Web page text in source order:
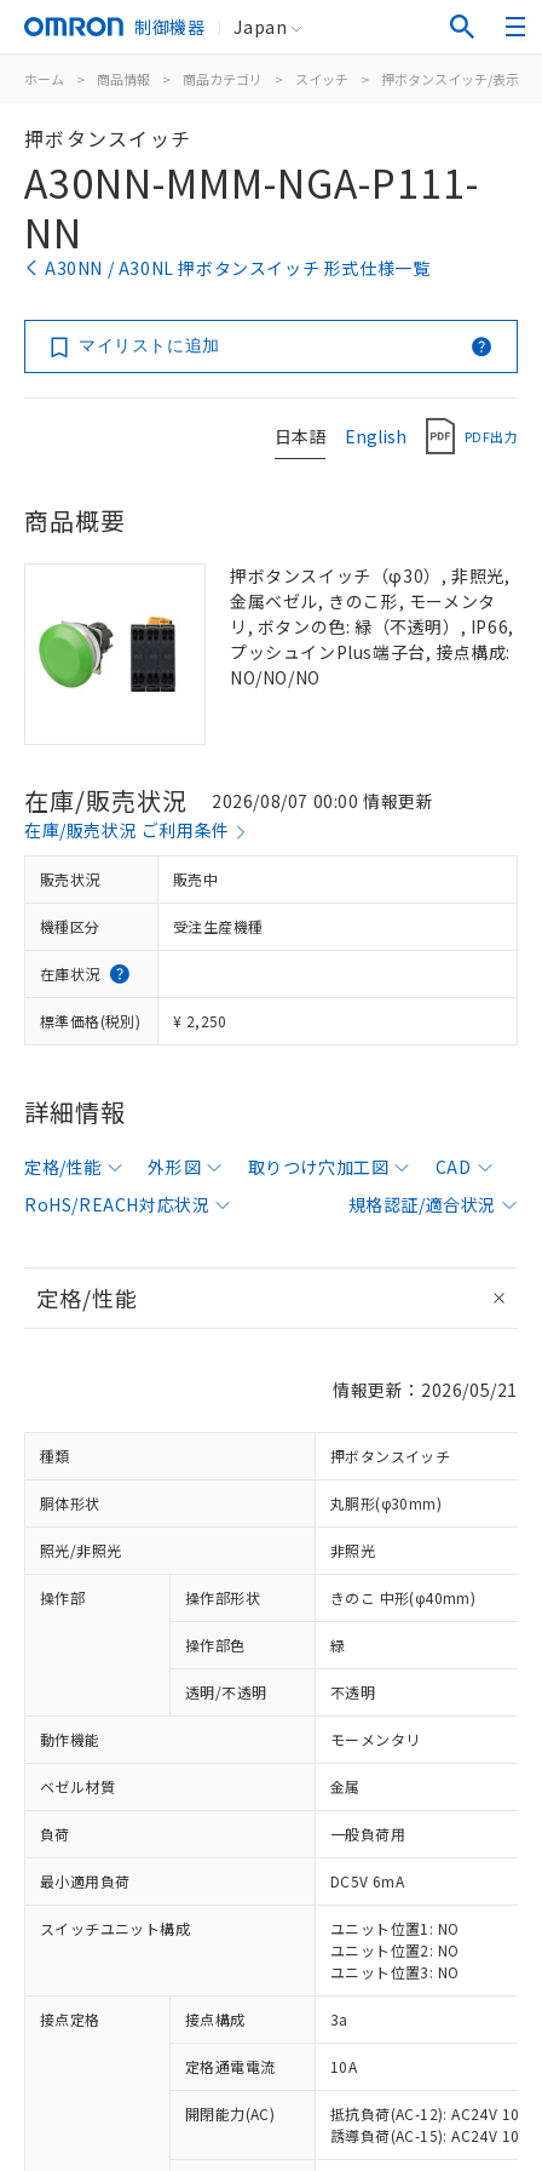
制御機器 Japan
ホーム > 商品情報 > 商品カテゴリ > スイッチ > 押ボタンスイッチ/表示灯
押ボタンスイッチ
A30NN-MMM-NGA-P111-
NN
A30NN / A30NL 押ボタンスイッチ 形式仕様一覧
マイリストに追加
日本語 English PDF出力
商品概要
押ボタンスイッチ（φ30）, 非照光,
金属ベゼル, きのこ形, モーメンタ
リ, ボタンの色: 緑（不透明）, IP66,
プッシュインPlus端子台, 接点構成:
NO/NO/NO
在庫/販売状況
2026/08/07 00:00 情報更新
在庫/販売状況 ご利用条件
販売状況 販売中
機種区分 受注生産機種
在庫状況
標準価格(税別) ¥ 2,250
詳細情報
定格/性能 外形図 取りつけ穴加工図
CAD
RoHS/REACH対応状況
規格認証/適合状況
定格/性能
情報更新：2026/05/21
種類 押ボタンスイッチ
胴体形状 丸胴形(φ30mm)
照光/非照光 非照光
操作部 操作部形状 きのこ 中形(φ40mm)
操作部色 緑
透明/不透明 不透明
動作機能 モーメンタリ
ベゼル材質 金属
負荷 一般負荷用
最小適用負荷 DC5V 6mA
スイッチユニット構成
ユニット位置1: NO
ユニット位置2: NO
ユニット位置3: NO
接点定格 接点構成 3a
定格通電電流 10A
開閉能力(AC)
抵抗負荷(AC-12): AC24V 10A/
誘導負荷(AC-15): AC24V
※1 対応状況
対応済み：EU RoHS指令（10物質）の
非含有に対応した製品が提供可能な商品で
対応予定：EU RoHS指令（10物質）の非含